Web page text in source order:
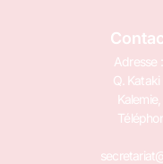
Adresse
Q.